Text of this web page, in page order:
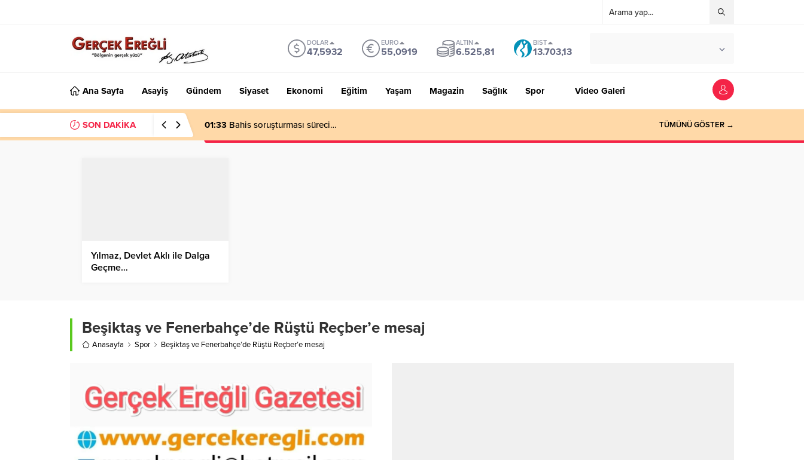
DOLAR
47,5932
EURO
55,0919
ALTIN
6.525,81
BIST
13.703,13
Ana Sayfa Asayiş Gündem Siyaset Ekonomi Eğitim Yaşam Magazin Sağlık Spor Video Galeri
SON DAKİKA 01:33 Bahis soruşturması süreci… TÜMÜNÜ GÖSTER →
Yılmaz, Devlet Aklı ile Dalga
Geçme…
Beşiktaş ve Fenerbahçe’de Rüştü Reçber’e mesaj
Anasayfa Spor Beşiktaş ve Fenerbahçe’de Rüştü Reçber’e mesaj